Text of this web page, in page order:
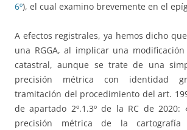
6º), el cual examino brevemente en el
A efectos registrales, ya hemos dicho
una RGGA, al implicar una
catastral, aunque se trate de una
precisión métrica con identidad
tramitación del procedimiento del art.
de apartado 2º.1.3º de la RC de 2020:
precisión métrica de la cartografía